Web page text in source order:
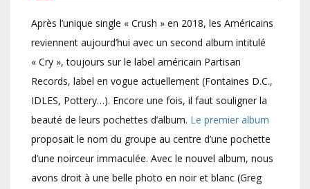
Après l’unique single « Crush » en 2018, les Américains
reviennent aujourd’hui avec un second album intitulé
« Cry », toujours sur le label américain Partisan
Records, label en vogue actuellement (Fontaines D.C.,
IDLES, Pottery…). Encore une fois, il faut souligner la
beauté de leurs pochettes d’album. Le premier album
proposait le nom du groupe au centre d’une pochette
d’une noirceur immaculée. Avec le nouvel album, nous
avons droit à une belle photo en noir et blanc (Greg